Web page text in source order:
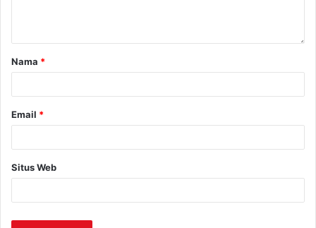
Nama *
Email *
Situs Web